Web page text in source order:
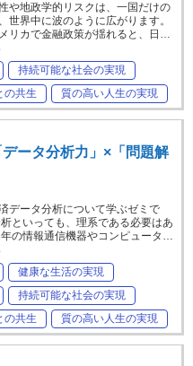
や地政学的リスクは、一国だけの
世界中に波のように広がります。
リカで金融政策が揺れると、日…
持続可能な社会の実現
の共生
質の高い人生の実現
ータ分析力」×「問題解
データ分析について学ぶゼミで
といっても、理系である必要はあ
年の情報通信機器やコンピュータ…
健康な生活の実現
持続可能な社会の実現
の共生
質の高い人生の実現